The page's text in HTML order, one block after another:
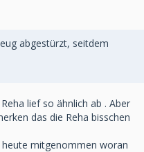
abgestürzt, seitdem
lief so ähnlich ab . Aber
das die Reha bisschen
heute mitgenommen woran